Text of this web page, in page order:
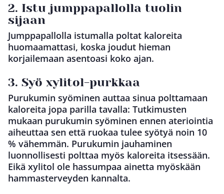
2. Istu jumppapallolla tuolin
sijaan
Jumppapallolla istumalla poltat kaloreita
huomaamattasi, koska joudut hieman
korjailemaan asentoasi koko ajan.
3. Syö xylitol-purkkaa
Purukumin syöminen auttaa sinua polttamaan
kaloreita jopa parilla tavalla: Tutkimusten
mukaan purukumin syöminen ennen ateriointia
aiheuttaa sen että ruokaa tulee syötyä noin 10
% vähemmän. Purukumin jauhaminen
luonnollisesti polttaa myös kaloreita itsessään.
Eikä xylitol ole hassumpaa ainetta myöskään
hammasterveyden kannalta.